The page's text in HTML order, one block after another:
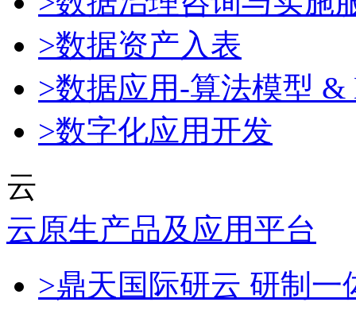
>数据资产入表
>数据应用-算法模型 &
>数字化应用开发
云
云原生产品及应用平台
>鼎天国际研云 研制